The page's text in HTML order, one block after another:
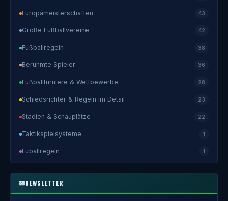
Europameisterschaften 43
Große Fußballvereine 42
Fußballregeln 38
Berühmte Spieler 36
Fußballturniere & Wettbewerbe 28
Schiedsrichter & Regeln im Detail 23
Stadien & Schauplätze 22
Taktikspielsysteme 1
Fuballregeln 1
NEWSLETTER